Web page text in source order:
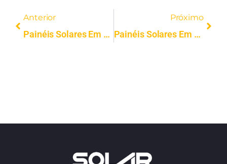
Anterior
Painéis Solares Em Torres Novas | Instalação Profissional | Solar FV
Próximo
Painéis Solares Em Alenquer | Instalação Profissional | Solar FV